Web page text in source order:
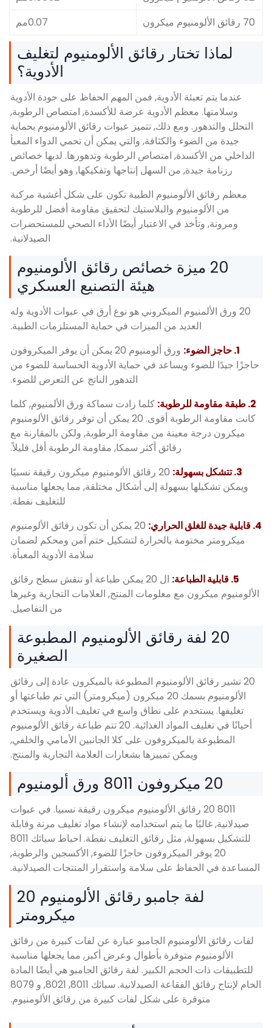
رقائق الألومنيوم لتغليف
الأدوية, فمن المهم الحفاظ على جودة الأدوية
الأدوية عرضة للأكسدة, امتصاص الرطوبة,
ومع ذلك, تتميز عبوات رقائق الألومنيوم بحماية
والكثافة, والتي يمكن أن تحمي الدواء المعبأ
امتصاص الرطوبة وتدهورها. لديها خصائص
من السهل إنتاجها وتفكيكها, وهو أيضًا أرخص.
الطبية تكون على شكل أغشية مركبة
والبلاستيك لتحقيق مقاومة أفضل للرطوبة
في الاعتبار أيضًا الأداء الصحي للمستحضرات
خصائص رقائق الألومنيوم
هيئة التصنيع العسكري
الميكروني هو نوع أرق في عبوات الأدوية وله
من الميزات في حماية المستلزمات الطبية.
ورق ألومنيوم 20 يمكن أن يوفر الميكروفون
ويساعد في حماية الأدوية الحساسة للضوء من
التدهور الناتج عن التعرض للضوء.
كلما زادت سماكة ورق الألمنيوم, كلما
كانت مقاومة الرطوبة أقوى. 20 يمكن أن توفر رقائق الألومنيوم
من مقاومة الرطوبة, ولكن بالمقارنة مع
رقائق أكثر سمكا, مقاومة الرطوبة أقل قليلاً.
20 رقائق الألومنيوم ميكرون رقيقة نسبيًا
بسهولة إلى أشكال مختلفة, مما يجعلها مناسبة
20 يمكن أن تكون رقائق الألومنيوم
بالحرارة لتشكيل ختم آمن ومحكم لضمان
سلامة الأدوية المعبأة.
ال 20 يمكن طباعة أو تنقش سطح رقائق
مع معلومات المنتج, العلامات التجارية وغيرها
رقائق الألومنيوم المطبوعة
الألومنيوم المطبوعة بالميكرون عادة إلى رقائق
الألومنيوم بسمك 20 ميكرون (ميكرومتر) التي تم طباعتها أو
على نطاق واسع في تغليف الأدوية ويستخدم
أحيانًا في تغليف المواد الغذائية. 20 تتم طباعة رقائق الألومنيوم
على كلا الجانبين الأمامي والخلفي,
تمييزها بشعارات العلامة التجارية والمنتج.
20 رقائق الألومنيوم ميكرون رقيقة نسبيا. في عبوات
ما يتم استخدامه لإنشاء مواد تغليف مرنة وقابلة
للتشكيل بسهولة, مثل رقائق التغليف نفطة. احباط سبائك 8011
الميكروفون حاجزًا للضوء, الأكسجين والرطوبة,
على سلامة واستقرار المنتجات الصيدلانية.
لفة جامبو رقائق الألومنيوم 20
الجامبو عبارة عن لفات كبيرة من رقائق
متوفرة بأطوال وعرض أكبر, مما يجعلها مناسبة
الكبير. لفة رقائق الجامبو هي أيضًا المادة
الخام لإنتاج رقائق الفقاعة الصيدلانية. سبائك 8011, 8021, و 8079
على شكل لفات كبيرة من رقائق الألومنيوم.